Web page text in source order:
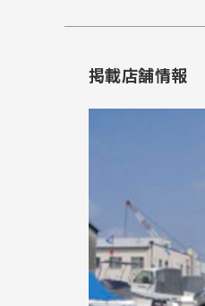
掲載店舗情報